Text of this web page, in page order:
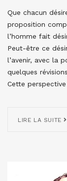
Que chacun
proposition
l’homme fait
Peut-être ce
l’avenir, avec la
quelques
Cette
LIRE LA SUITE